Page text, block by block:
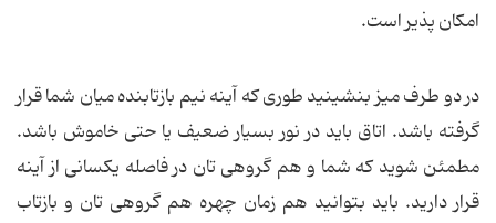
امکان پذیر است.
در دو طرف میز بنشینید طوری که آینه نیم بازتابنده میان شما قرار
گرفته باشد. اتاق باید در نور بسیار ضعیف یا حتی خاموش باشد.
مطمئن شوید که شما و هم گروهی تان در فاصله یکسانی از آینه
قرار دارید. باید بتوانید هم زمان چهره هم گروهی تان و بازتاب